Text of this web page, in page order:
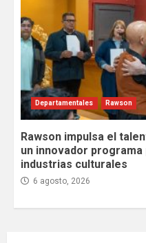
Departamentales Rawson
Rawson impulsa el
un innovador
industrias culturales
6 agosto, 2026